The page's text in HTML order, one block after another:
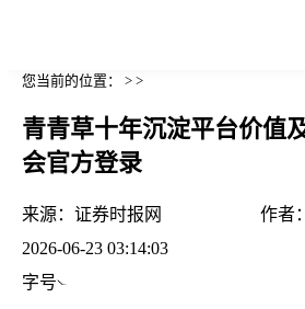
您当前的位置： > >
青青草十年沉淀平台价值
会官方登录
来源： 证券时报网 作者：
2026-06-23 03:14:03
字号